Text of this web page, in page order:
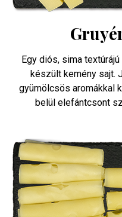
Egy diós, sima
készült kemény sajt.
gyümölcsös aromákkal
belül elefántcsont